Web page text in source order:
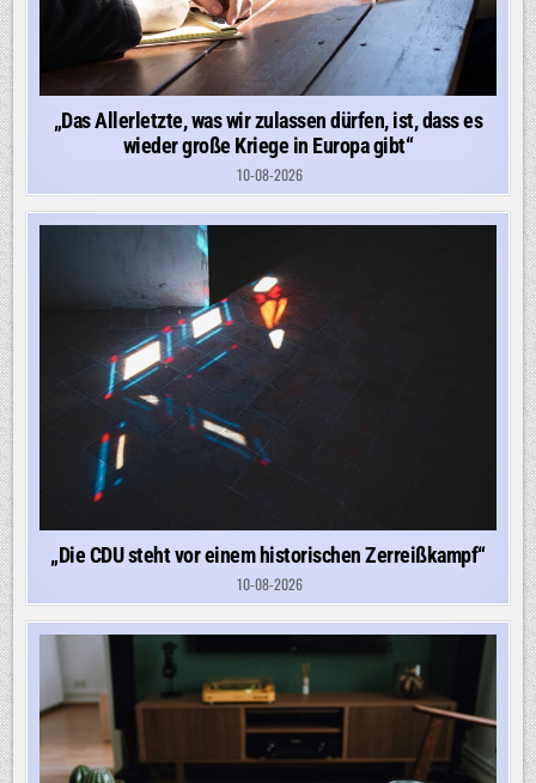
„Das Allerletzte, was wir zulassen dürfen, ist, dass es
wieder große Kriege in Europa gibt“
10-08-2026
„Die CDU steht vor einem historischen Zerreißkampf“
10-08-2026